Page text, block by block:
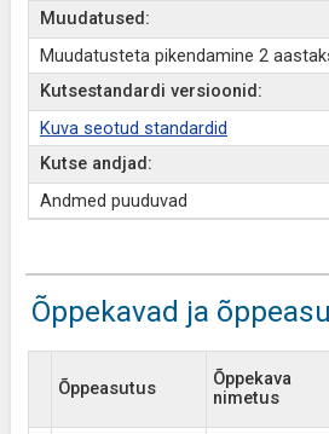
Muudatused:
Muudatusteta pikendamine 2
Kutsestandardi versioonid:
Kuva seotud standardid
Kutse andjad:
Andmed puuduvad
Õppekavad ja
Õppeasutus
Õppekava
nimetus